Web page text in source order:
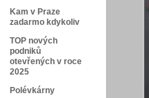
Kam v Praze
zadarmo kdykoliv
TOP nových
podniků
otevřených v roce
2025
Polévkárny